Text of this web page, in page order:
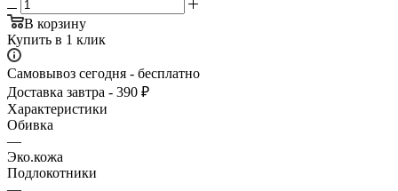
В корзину
Купить в 1 клик
Самовывоз сегодня - бесплатно
Доставка завтра - 390 ₽
Характеристики
Обивка
—
Эко.кожа
Подлокотники